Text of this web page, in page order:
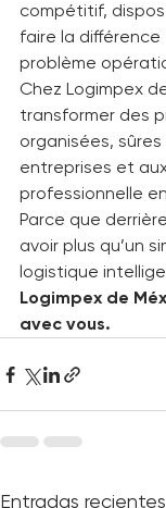
réactivité. Dans
compétitif,
faire la
problème
Chez Logimpex
transformer des
organisées,
entreprises et
professionnelle
Parce que
avoir plus qu’un
logistique
Logimpex de
avec vous.